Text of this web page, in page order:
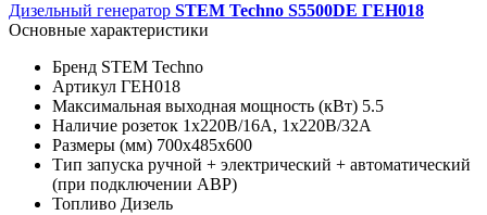
Дизельный генератор STEM Techno S5500DE ГЕН018
Основные характеристики
Бренд STEM Techno
Артикул ГЕН018
Максимальная выходная мощность (кВт) 5.5
Наличие розеток 1х220В/16A, 1х220В/32A
Размеры (мм) 700х485х600
Тип запуска ручной + электрический + автоматический
(при подключении АВР)
Топливо Дизель